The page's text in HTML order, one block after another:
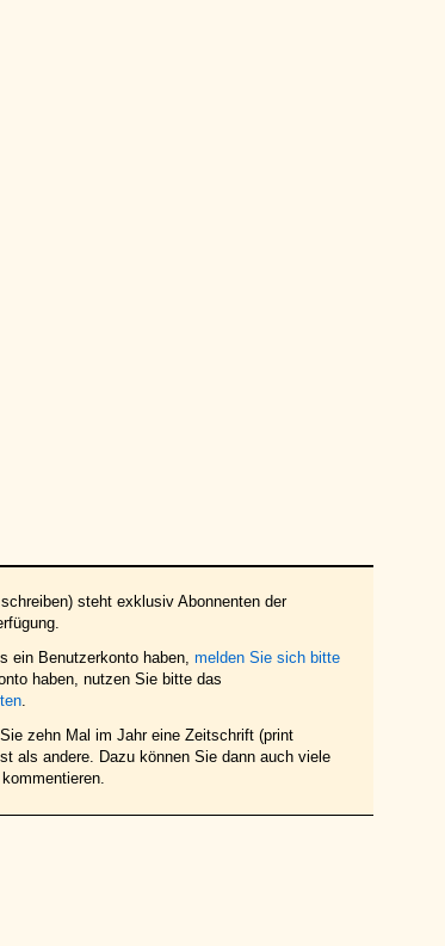
steht exklusiv Abonnenten der
ein Benutzerkonto haben, melden Sie sich bitte
haben, nutzen Sie bitte das
.
zehn Mal im Jahr eine Zeitschrift (print
als andere. Dazu können Sie dann auch viele